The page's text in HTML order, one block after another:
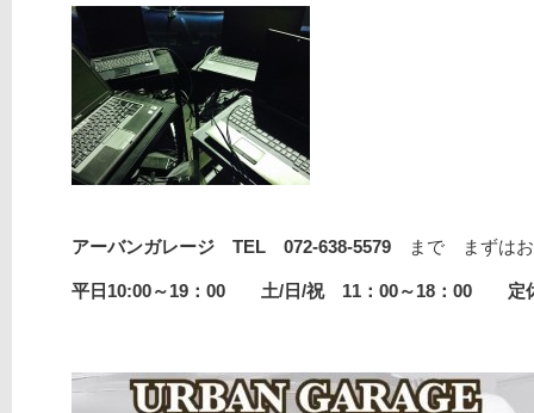
アーバンガレージ TEL 072-638-5579 まで まずは
平日10:00～19：00 土/日/祝 11：00～18：00 定